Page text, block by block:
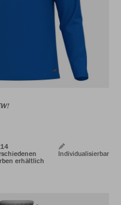
erhältlich
Individualisierbar